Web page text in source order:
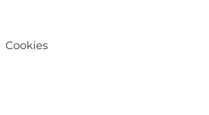
Cookies